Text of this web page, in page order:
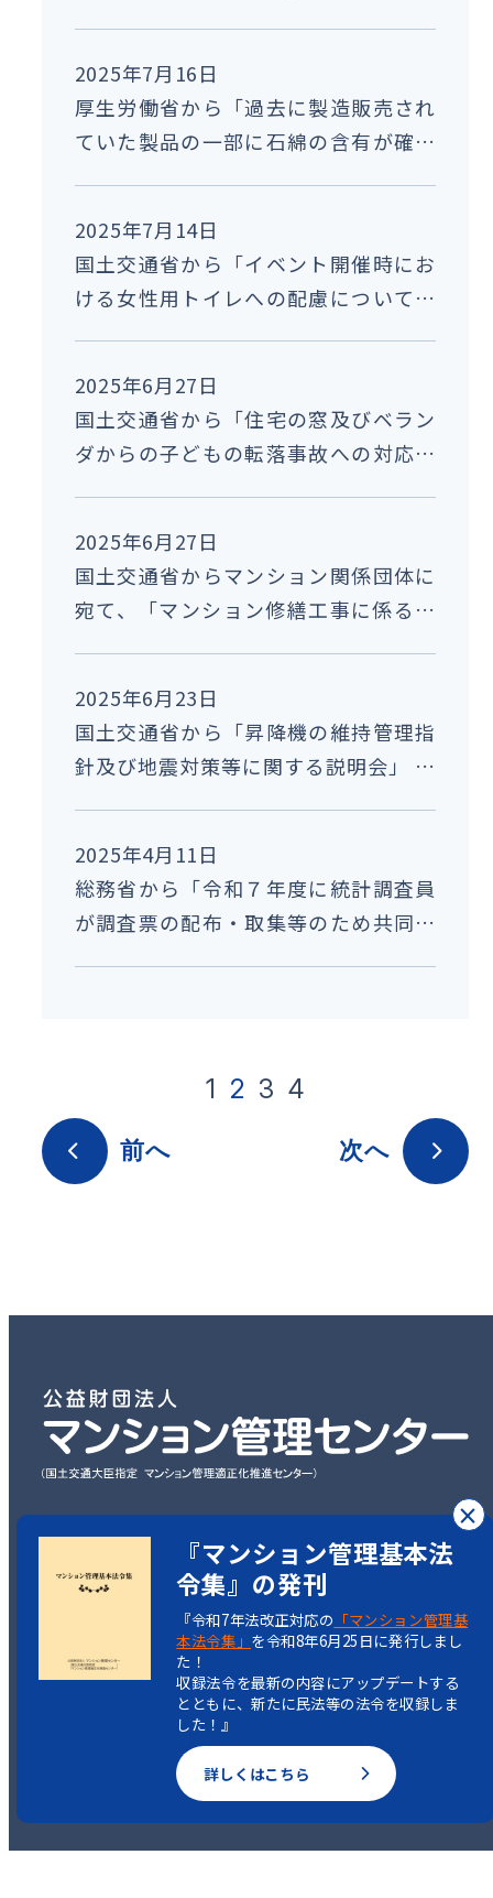
2025年7月16日
厚生労働省から「過去に製造販売され
ていた製品の一部に石綿の含有が確認
2025年7月14日
国土交通省から「イベント開催時にお
ける女性用トイレへの配慮について」
2025年6月27日
国土交通省から「住宅の窓及びベラン
ダからの子どもの転落事故への対応に
2025年6月27日
国土交通省からマンション関係団体に
宛て、「マンション修繕工事に係る請
た。
2025年6月23日
国土交通省から「昇降機の維持管理指
針及び地震対策等に関する説明会」 の
2025年4月11日
総務省から「令和７年度に統計調査員
が調査票の配布・取集等のため共同住
前へ
1 2 3 4
次へ
〒101-0003
東京都千代田区一ツ橋2丁目5-5
TEL：03-3222-1516
Condominium Management Center.
『マンション管理基本法
令集』の発刊
『令和7年法改正対応の 「マンション管理基
本法令集」 を令和8年6月25日に発行しまし
た！
収録法令を最新の内容にアップデートする
とともに、新たに民法等の法令を収録しま
した！』
詳しくはこちら
×